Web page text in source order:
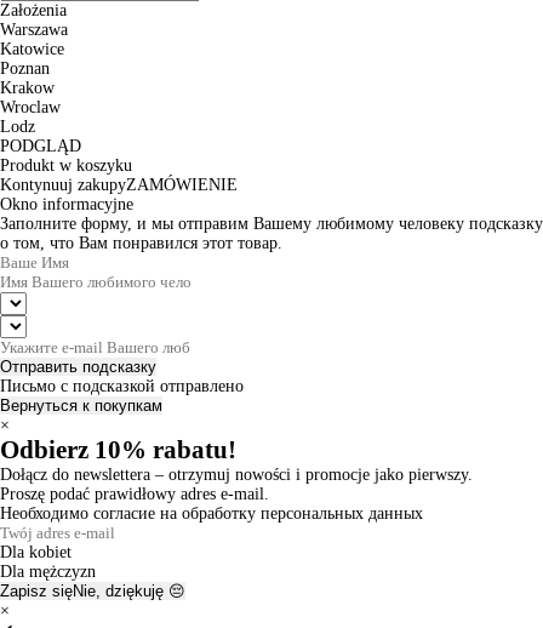
Założenia
Warszawa
Katowice
Poznan
Krakow
Wroclaw
Lodz
PODGLĄD
Produkt w koszyku
Kontynuuj zakupyZAMÓWIENIE
Okno informacyjne
Заполните форму, и мы отправим Вашему любимому человеку подсказку
о том, что Вам понравился этот товар.
Отправить подсказку
Письмо с подсказкой отправлено
Вернуться к покупкам
×
Odbierz 10% rabatu!
Dołącz do newslettera – otrzymuj nowości i promocje jako pierwszy.
Proszę podać prawidłowy adres e-mail.
Необходимо согласие на обработку персональных данных
Dla kobiet
Dla mężczyzn
Zapisz sięNie, dziękuję 😔
×